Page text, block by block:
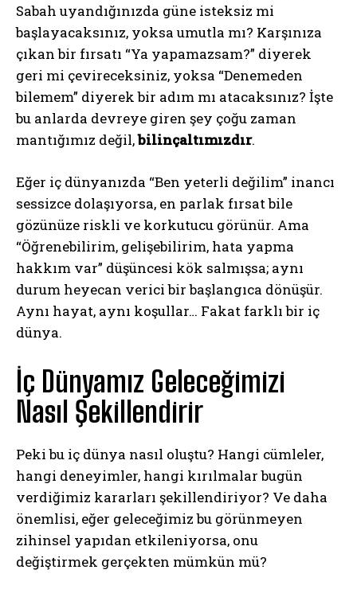
Sabah uyandığınızda güne isteksiz mi
başlayacaksınız, yoksa umutla mı? Karşınıza
çıkan bir fırsatı “Ya yapamazsam?” diyerek
geri mi çevireceksiniz, yoksa “Denemeden
bilemem” diyerek bir adım mı atacaksınız? İşte
bu anlarda devreye giren şey çoğu zaman
mantığımız değil,bilinçaltımızdır.
Eğer iç dünyanızda “Ben yeterli değilim” inancı
sessizce dolaşıyorsa, en parlak fırsat bile
gözünüze riskli ve korkutucu görünür. Ama
“Öğrenebilirim, gelişebilirim, hata yapma
hakkım var” düşüncesi kök salmışsa; aynı
durum heyecan verici bir başlangıca dönüşür.
Aynı hayat, aynı koşullar… Fakat farklı bir iç
dünya.
İç Dünyamız Geleceğimizi
Nasıl Şekillendirir
Peki bu iç dünya nasıl oluştu? Hangi cümleler,
hangi deneyimler, hangi kırılmalar bugün
verdiğimiz kararları şekillendiriyor? Ve daha
önemlisi, eğer geleceğimiz bu görünmeyen
zihinsel yapıdan etkileniyorsa, onu
değiştirmek gerçekten mümkün mü?